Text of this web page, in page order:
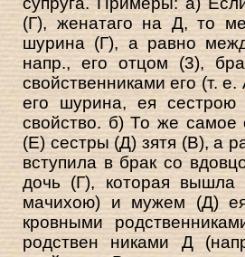
(Г), женатаго на Д, то
шурина (Г), а равно
напр., его отцом (3),
свойственниками его (т.
его шурина, ея
свойство. б) То же
(Е) сестры (Д) зятя (В), а
вступила в брак со
дочь (Г), которая
мачихою) и мужем (Д)
кровными
родствен никами Д